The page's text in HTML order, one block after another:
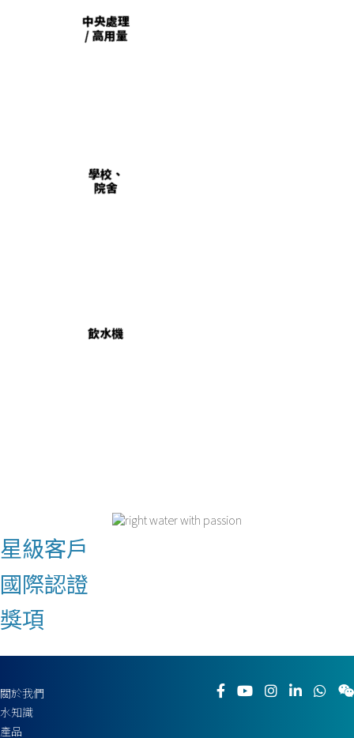
中央處理
/ 高用量
學校、
院舍
飲水機
星級客戶
國際認證
獎項
關於我們
水知識
產品